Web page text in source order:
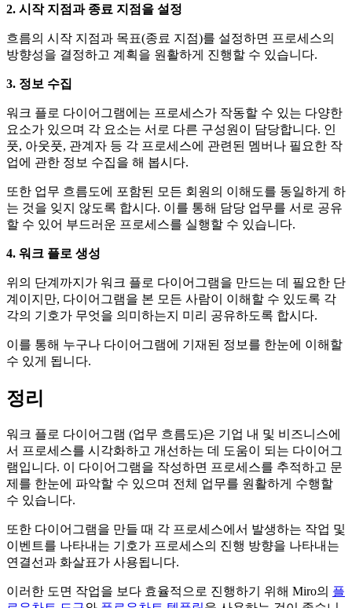
2. 시작 지점과 종료 지점을 설정
흐름의 시작 지점과 목표(종료 지점)를 설정하면 프로세스의
방향성을 결정하고 계획을 원활하게 진행할 수 있습니다.
3. 정보 수집
워크 플로 다이어그램에는 프로세스가 작동할 수 있는 다양한
요소가 있으며 각 요소는 서로 다른 구성원이 담당합니다. 인
풋, 아웃풋, 관계자 등 각 프로세스에 관련된 멤버나 필요한 작
업에 관한 정보 수집을 해 봅시다.
또한 업무 흐름도에 포함된 모든 회원의 이해도를 동일하게 하
는 것을 잊지 않도록 합시다. 이를 통해 담당 업무를 서로 공유
할 수 있어 부드러운 프로세스를 실행할 수 있습니다.
4. 워크 플로 생성
위의 단계까지가 워크 플로 다이어그램을 만드는 데 필요한 단
계이지만, 다이어그램을 본 모든 사람이 이해할 수 있도록 각
각의 기호가 무엇을 의미하는지 미리 공유하도록 합시다.
이를 통해 누구나 다이어그램에 기재된 정보를 한눈에 이해할
수 있게 됩니다.
정리
워크 플로 다이어그램 (업무 흐름도)은 기업 내 및 비즈니스에
서 프로세스를 시각화하고 개선하는 데 도움이 되는 다이어그
램입니다. 이 다이어그램을 작성하면 프로세스를 추적하고 문
제를 한눈에 파악할 수 있으며 전체 업무를 원활하게 수행할
수 있습니다.
또한 다이어그램을 만들 때 각 프로세스에서 발생하는 작업 및
이벤트를 나타내는 기호가 프로세스의 진행 방향을 나타내는
연결선과 화살표가 사용됩니다.
이러한 도면 작업을 보다 효율적으로 진행하기 위해 Miro의 플